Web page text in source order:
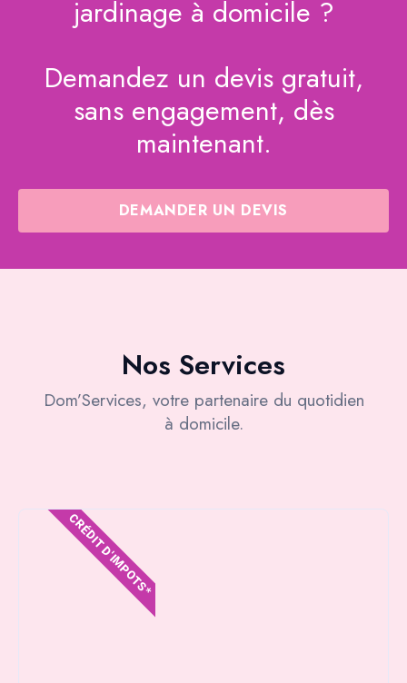
jardinage à domicile ?
Demandez un devis gratuit,
sans engagement, dès
maintenant.
DEMANDER UN DEVIS
Nos Services
Dom’Services, votre partenaire du quotidien
à domicile.
CRÉDIT D'IMPOTS*